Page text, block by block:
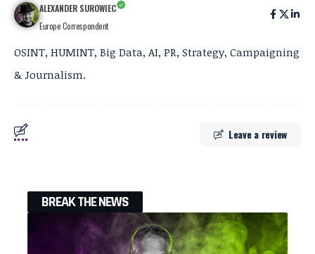
ALEXANDER SUROWIEC
Europe Correspondent
OSINT, HUMINT, Big Data, AI, PR, Strategy, Campaigning
& Journalism.
Leave a review
BREAK THE NEWS